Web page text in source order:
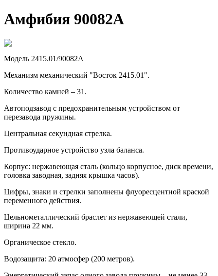
Амфибия 90082А
Модель 2415.01/90082А
Механизм механический "Восток 2415.01".
Количество камней – 31.
Автоподзавод с предохранительным устройством от
перезавода пружины.
Центральная секундная стрелка.
Противоударное устройство узла баланса.
Корпус: нержавеющая сталь (кольцо корпусное, диск времени,
головка заводная, задняя крышка часов).
Цифры, знаки и стрелки заполнены флуоресцентной краской
переменного действия.
Цельнометаллический браслет из нержавеющей стали,
ширина 22 мм.
Органическое стекло.
Водозащита: 20 атмосфер (200 метров).